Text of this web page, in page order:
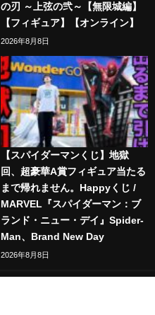
の刃 ～上弦の弐～【無限城編】
【フィギュア】【オンライン】
2026年8月8日
【スパイダーマンくじ】地獄
回、超豪華A賞フィギュア当たる
まで帰れません。Happyくじ /
MARVEL『スパイダーマン：ブ
ランド・ニュー・デイ』Spider-
Man、Brand New Day
2026年8月8日